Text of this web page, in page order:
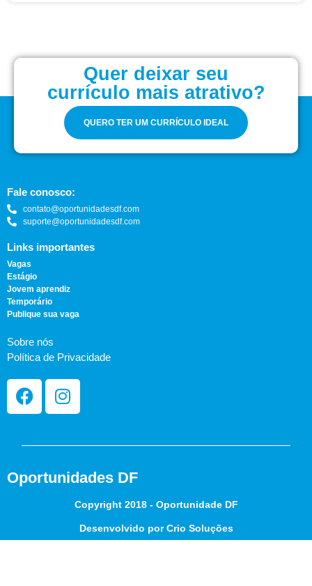
Quer deixar seu
currículo mais atrativo?
QUERO TER UM CURRÍCULO IDEAL
Fale conosco:
contato@oportunidadesdf.com
suporte@oportunidadesdf.com
Links importantes
Vagas
Estágio
Jovem aprendiz
Temporário
Publique sua vaga
Sobre nós
Política de Privacidade
Oportunidades DF
Copyright 2018 - Oportunidade DF
Desenvolvido por Crio Soluções